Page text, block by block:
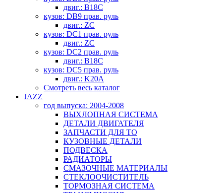
двиг.: B18C
кузов: DB9 прав. руль
двиг.: ZC
кузов: DC1 прав. руль
двиг.: ZC
кузов: DC2 прав. руль
двиг.: B18C
кузов: DC5 прав. руль
двиг.: K20A
Смотреть весь каталог
JAZZ
год выпуска: 2004-2008
ВЫХЛОПНАЯ СИСТЕМА
ДЕТАЛИ ДВИГАТЕЛЯ
ЗАПЧАСТИ ДЛЯ ТО
КУЗОВНЫЕ ДЕТАЛИ
ПОДВЕСКА
РАДИАТОРЫ
СМАЗОЧНЫЕ МАТЕРИАЛЫ
СТЕКЛООЧИСТИТЕЛЬ
ТОРМОЗНАЯ СИСТЕМА